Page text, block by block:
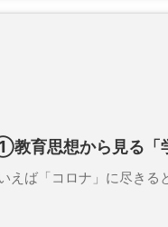
教育思想から見る「
ば「コロナ」に尽きる